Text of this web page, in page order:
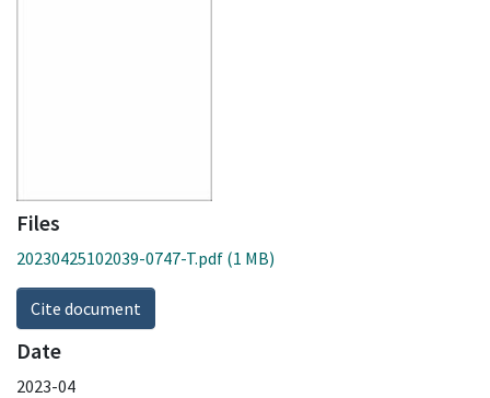
Files
20230425102039-0747-T.pdf (1 MB)
Cite document
Date
2023-04